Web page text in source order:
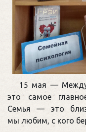
15 мая —
это самое
Семья — это
мы любим, с кого